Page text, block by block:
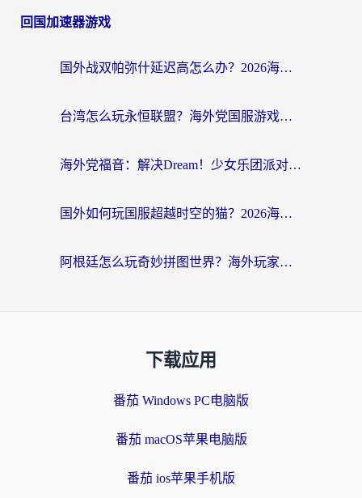
回国加速器游戏
国外战双帕弥什延迟高怎么办？2026海外畅玩国服游戏终极指南（附实测工具推荐）
台湾怎么玩永恒联盟？海外党国服游戏加速器选择全攻略（附3大热门游戏实测）
海外党福音：解决Dream！少女乐团派对！国外延迟的实用指南，附北美英国游戏加速方案
国外如何玩国服超越时空的猫？2026海外党必看的加速器选择指南
阿根廷怎么玩奇妙拼图世界？海外玩家国服游戏加速全攻略（附帕斯卡契约战舰少女解决方案）
下载应用
番茄 Windows PC电脑版
番茄 macOS苹果电脑版
番茄 ios苹果手机版